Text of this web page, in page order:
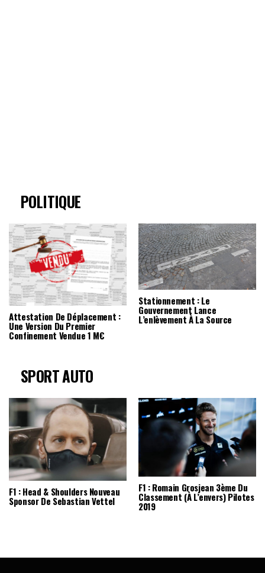
POLITIQUE
Attestation De Déplacement :
Une Version Du Premier
Confinement Vendue 1 M€
Stationnement : Le
Gouvernement Lance
L’enlèvement À La Source
SPORT AUTO
F1 : Head & Shoulders Nouveau
Sponsor De Sebastian Vettel
F1 : Romain Grosjean 3ème Du
Classement (à L’envers) Pilotes
2019